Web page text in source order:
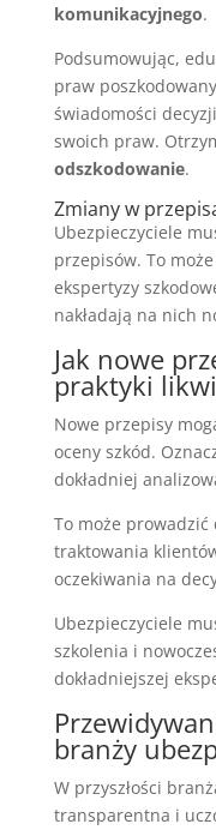
komunikacyjnego.
Podsumowując,
praw
świadomości
swoich praw.
odszkodowanie.
Zmiany w
Ubezpieczyciele
przepisów. To
ekspertyzy
nakładają na nich
Jak nowe
praktyki
Nowe przepisy
oceny szkód.
dokładniej
To może
traktowania
oczekiwania na
Ubezpieczyciele
szkolenia i
dokładniejszej
branży
W przyszłości
transparentna i